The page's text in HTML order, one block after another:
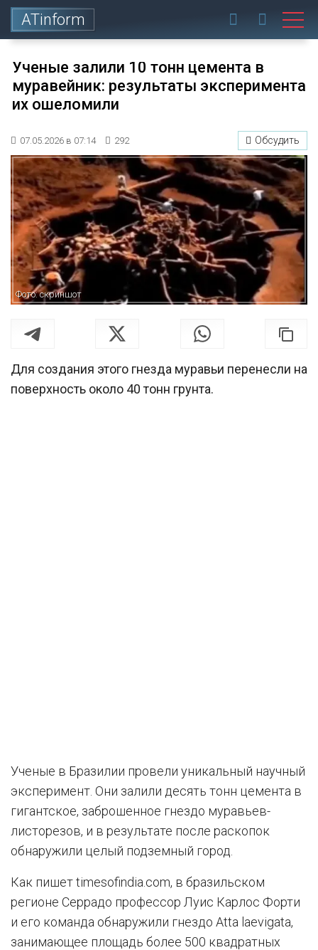
ATinform
Ученые залили 10 тонн цемента в
муравейник: результаты эксперимента
их ошеломили
07.05.2026 в 07:14 292 Обсудить
Фото: скриншот
Для создания этого гнезда муравьи перенесли на
поверхность около 40 тонн грунта.
Ученые в Бразилии провели уникальный научный
эксперимент. Они залили десять тонн цемента в
гигантское, заброшенное гнездо муравьев-
листорезов, и в результате после раскопок
обнаружили целый подземный город.
Как пишет timesofindia.com, в бразильском
регионе Серрадо профессор Луис Карлос Форти
и его команда обнаружили гнездо Atta laevigata,
занимающее площадь более 500 квадратных